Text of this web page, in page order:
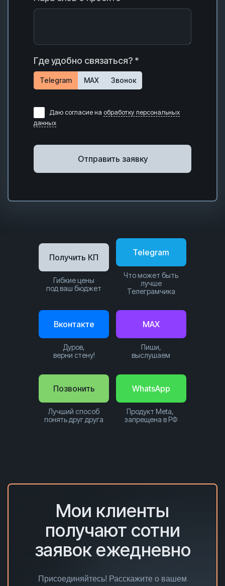
Где удобно связаться? *
Telegram MAX Звонок
Даю согласие на обработку персональных
данных
Отправить заявку
Позвонить
Лучший способ
понять друг друга
WhatsApp
Продукт Meta,
запрещена в РФ
Telegram
Что может быть
лучше
Телеграмчика
Вконтакте
Дуров,
верни стену!
Получить КП
Гибкие цены
под ваш бюджет
MAX
Пиши,
выслушаем
Мои клиенты
получают сотни
заявок ежедневно
Присоединяйтесь! Расскажите о вашем